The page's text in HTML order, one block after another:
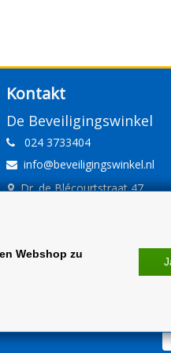
Kontakt
De Beveiligingswinkel
024 3733404
info@beveiligingswinkel.nl
Dr. de Blécourtstraat 47
KvK: 09.16.10.01
Webshop zu